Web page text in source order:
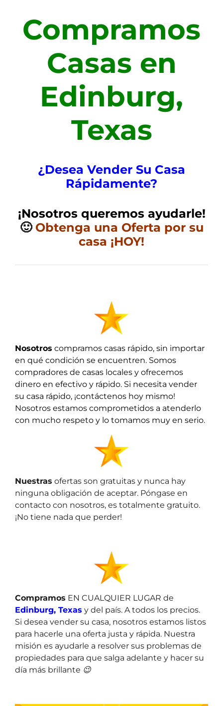
Compramos
Casas en
Edinburg,
Texas
¿Desea Vender Su Casa
Rápidamente?
¡Nosotros queremos ayudarle!
🙂 Obtenga una Oferta por su
casa ¡HOY!
Nosotros compramos casas rápido, sin importar
en qué condición se encuentren. Somos
compradores de casas locales y ofrecemos
dinero en efectivo y rápido. Si necesita vender
su casa rápido, ¡contáctenos hoy mismo!
Nosotros estamos comprometidos a atenderlo
con mucho respeto y lo tomamos muy en serio.
Nuestras ofertas son gratuitas y nunca hay
ninguna obligación de aceptar. Póngase en
contacto con nosotros, es totalmente gratuito.
¡No tiene nada que perder!
Compramos EN CUALQUIER LUGAR de
Edinburg, Texas y del país. A todos los precios.
Si desea vender su casa, nosotros estamos listos
para hacerle una oferta justa y rápida. Nuestra
misión es ayudarle a resolver sus problemas de
propiedades para que salga adelante y hacer su
día más brillante 😉